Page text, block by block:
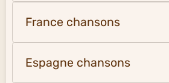
France chansons
Espagne chansons